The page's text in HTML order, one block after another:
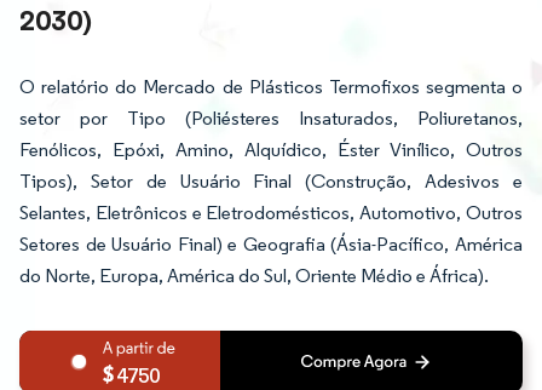
2030)
O relatório do Mercado de Plásticos Termofixos segmenta o
setor por Tipo (Poliésteres Insaturados, Poliuretanos,
Fenólicos, Epóxi, Amino, Alquídico, Éster Vinílico, Outros
Tipos), Setor de Usuário Final (Construção, Adesivos e
Selantes, Eletrônicos e Eletrodomésticos, Automotivo, Outros
Setores de Usuário Final) e Geografia (Ásia-Pacífico, América
do Norte, Europa, América do Sul, Oriente Médio e África).
4750